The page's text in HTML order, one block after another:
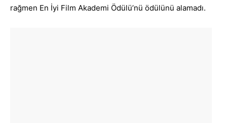
rağmen En İyi Film Akademi Ödülü’nü ödülünü alamadı.